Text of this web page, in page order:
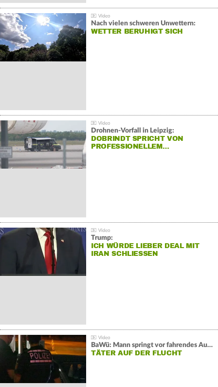
Nach vielen schweren Unwettern:
WETTER BERUHIGT SICH
Drohnen-Vorfall in Leipzig:
DOBRINDT SPRICHT VON
PROFESSIONELLEM…
Trump:
ICH WÜRDE LIEBER DEAL MIT
IRAN SCHLIESSEN
BaWü: Mann springt vor fahrendes Auto und schießt
TÄTER AUF DER FLUCHT